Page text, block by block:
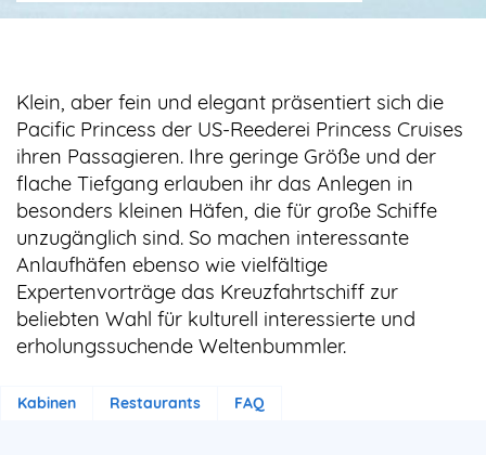
Reisesuche
Angebote
Aktuell auf seetours
Klein, aber fein und elegant präsentiert sich die
Pacific Princess der US-Reederei Princess Cruises
ihren Passagieren. Ihre geringe Größe und der
flache Tiefgang erlauben ihr das Anlegen in
besonders kleinen Häfen, die für große Schiffe
unzugänglich sind. So machen interessante
Anlaufhäfen ebenso wie vielfältige
Expertenvorträge das Kreuzfahrtschiff zur
beliebten Wahl für kulturell interessierte und
erholungssuchende Weltenbummler.
Kabinen Restaurants FAQ